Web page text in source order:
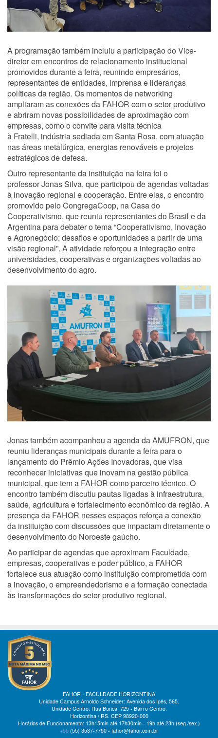
A programação também incluiu a participação do Vice-
diretor em encontros de relacionamento institucional
promovidos durante a feira, reunindo empresários,
representantes de entidades, imprensa e lideranças
políticas da região. Os momentos de networking
ampliaram as conexões da FAHOR com o setor produtivo
e abriram novas possibilidades de aproximação com
empresas, como o convite para visita técnica
à Fratelli, indústria sediada em Santa Rosa, com atuação
nas áreas metalúrgica, energias renováveis e projetos
estratégicos de defesa.
Outro representante da instituição na feira foi o
professor Jonas Silva, que participou de agendas voltadas
à inovação regional e cooperação. Entre elas, o encontro
promovido pelo CongregaCoop, na Casa do
Cooperativismo, que reuniu representantes do Brasil e da
Argentina para debater o tema “Cooperativismo, Inovação
e Agronegócio: desafios e oportunidades a partir de uma
visão regional”. A atividade reforçou a integração entre
universidades, cooperativas e organizações voltadas ao
desenvolvimento do agro.
Jonas também acompanhou a agenda da AMUFRON, que
reuniu lideranças municipais durante a feira para o
lançamento do Prêmio Ações Inovadoras, que visa
reconhecer iniciativas que inovam na gestão pública
municipal, que tem a FAHOR como parceiro técnico. O
encontro também discutiu pautas ligadas à infraestrutura,
saúde, agricultura e fortalecimento econômico da região. A
presença da FAHOR nesses espaços reforça a conexão
da instituição com discussões que impactam diretamente o
desenvolvimento do Noroeste gaúcho.
Ao participar de agendas que aproximam Faculdade,
empresas, cooperativas e poder público, a FAHOR
fortalece sua atuação como instituição comprometida com
a inovação, o empreendedorismo e a formação conectada
às transformações do setor produtivo regional.
FAHOR - FACULDADE HORIZONTINA
Unidade Campus Arnoldo Schneider: Avenida dos Ipês, 565.
Unidade Centro: Rua Buricá, 725 - Bairro Centro.
Horizontina / RS. CEP 98920-000
Horários de Funcionamento: 13h15min até 17h30min - 19h até 23h (seg./sex.)
+55 (55) 3537-7750 - fahor@fahor.com.br